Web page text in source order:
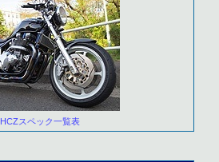
HCZスペック一覧表